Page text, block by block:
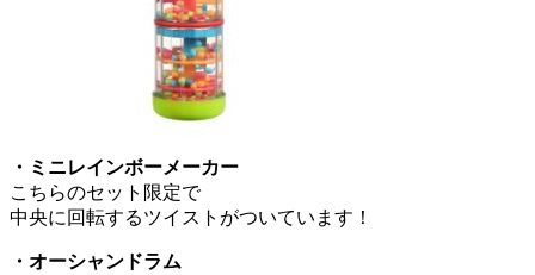
・ミニレインボーメーカー
こちらのセット限定で
中央に回転するツイストがついています！
・オーシャンドラム